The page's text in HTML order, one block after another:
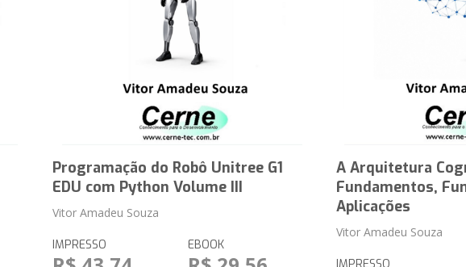
Programação do Robô Unitree G1
EDU com Python Volume III
Vitor Amadeu Souza
IMPRESSO EBOOK
A Arquitetura
Fundamentos,
Aplicações
Vitor Amadeu Souza